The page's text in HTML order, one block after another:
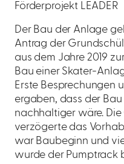
Förderprojekt LEADER
Der Bau der Anlage
Antrag der
aus dem Jahre 2019
Bau einer Skater-
Erste Besprechungen
ergaben, dass der
nachhaltiger wäre. Die
verzögerte das
war Baubeginn und
wurde der Pumptrack